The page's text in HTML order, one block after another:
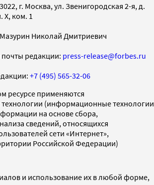
г. Москва, ул. Звенигородская 2-я, д.
X, ком. 1
Николай Дмитриевич
редакции: press-release@forbes.ru
+7 (495) 565-32-06
ресурсе применяются
(информационные технологии
на основе сбора,
сведений, относящихся
сети «Интернет»,
Российской Федерации)
и использование их в любой форме,